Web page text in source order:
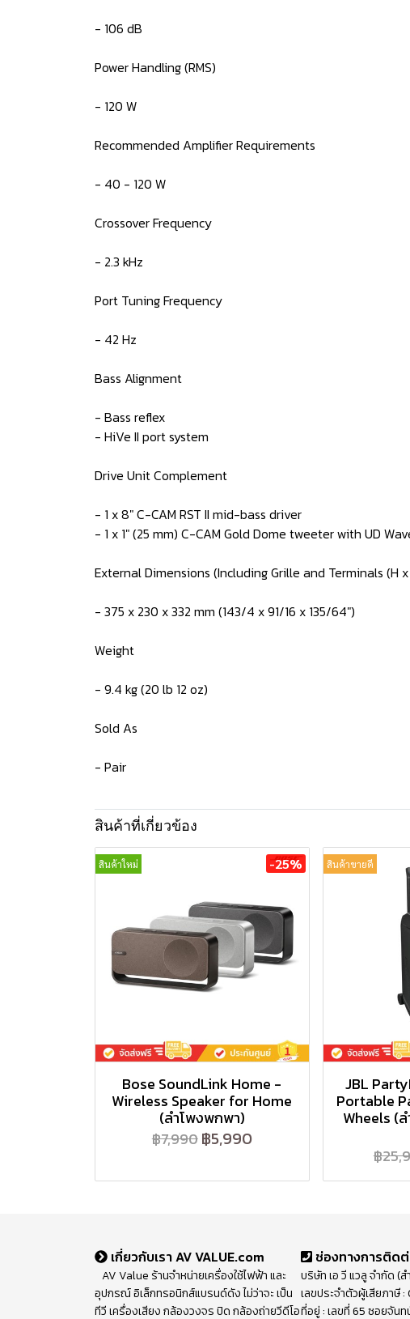
- 106 dB
Power Handling (RMS)
- 120 W
Recommended Amplifier Requirements
- 40 - 120 W
Crossover Frequency
- 2.3 kHz
Port Tuning Frequency
- 42 Hz
Bass Alignment
- Bass reflex
- HiVe II port system
Drive Unit Complement
- 1 x 8" C-CAM RST II mid-bass driver
- 1 x 1" (25 mm) C-CAM Gold Dome tweeter with UD
External Dimensions (Including Grille and Terminals (H
- 375 x 230 x 332 mm (143/4 x 91/16 x 135/64")
Weight
- 9.4 kg (20 lb 12 oz)
Sold As
- Pair
สินค้าที่เกี่ยวข้อง
สินค้าใหม่ -25%
Bose SoundLink Home -
Wireless Speaker for Home
(ลำโพงพกพา)
฿7,990฿5,990
สินค้าขายดี
JBL
Portable
Wheels (
฿
เกี่ยวกับเรา AV VALUE.com
AV Value ร้านจำหน่ายเครื่องใช้ไฟฟ้า และ
อุปกรณ์ อิเล็กทรอนิกส์แบรนด์ดัง ไม่ว่าจะ เป็น
ทีวี เครื่องเสียง กล้องวงจร ปิด กล้องถ่ายวีดีโอ
ช่องทางการติด
บริษัท เอ วี แวลู จำกัด (
เลขประจำตัวผู้เสียภาษี :
ที่อยู่ : เลขที่ 65 ซอยจัน